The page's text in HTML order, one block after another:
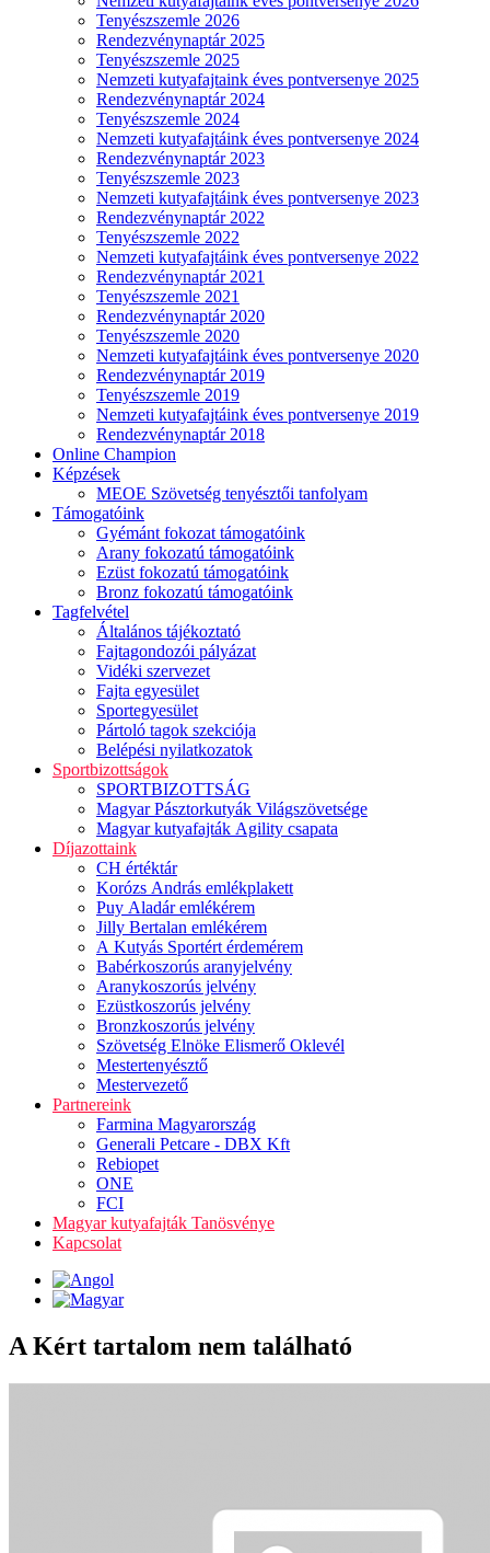
Tenyészszemle 2026
Rendezvénynaptár 2025
Tenyészszemle 2025
Nemzeti kutyafajtaink éves pontversenye 2025
Rendezvénynaptár 2024
Tenyészszemle 2024
Nemzeti kutyafajtáink éves pontversenye 2024
Rendezvénynaptár 2023
Tenyészszemle 2023
Nemzeti kutyafajtáink éves pontversenye 2023
Rendezvénynaptár 2022
Tenyészszemle 2022
Nemzeti kutyafajtáink éves pontversenye 2022
Rendezvénynaptár 2021
Tenyészszemle 2021
Rendezvénynaptár 2020
Tenyészszemle 2020
Nemzeti kutyafajtáink éves pontversenye 2020
Rendezvénynaptár 2019
Tenyészszemle 2019
Nemzeti kutyafajtáink éves pontversenye 2019
Rendezvénynaptár 2018
Online Champion
Képzések
MEOE Szövetség tenyésztői tanfolyam
Támogatóink
Gyémánt fokozat támogatóink
Arany fokozatú támogatóink
Ezüst fokozatú támogatóink
Bronz fokozatú támogatóink
Tagfelvétel
Általános tájékoztató
Fajtagondozói pályázat
Vidéki szervezet
Fajta egyesület
Sportegyesület
Pártoló tagok szekciója
Belépési nyilatkozatok
Sportbizottságok
SPORTBIZOTTSÁG
Magyar Pásztorkutyák Világszövetsége
Magyar kutyafajták Agility csapata
Díjazottaink
CH értéktár
Korózs András emlékplakett
Puy Aladár emlékérem
Jilly Bertalan emlékérem
A Kutyás Sportért érdemérem
Babérkoszorús aranyjelvény
Aranykoszorús jelvény
Ezüstkoszorús jelvény
Bronzkoszorús jelvény
Szövetség Elnöke Elismerő Oklevél
Mestertenyésztő
Mestervezető
Partnereink
Farmina Magyarország
Generali Petcare - DBX Kft
Rebiopet
ONE
FCI
Magyar kutyafajták Tanösvénye
Kapcsolat
A Kért tartalom nem található